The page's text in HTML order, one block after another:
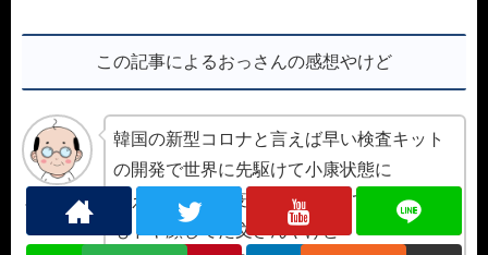
この記事によるおっさんの感想やけど
令和のおっさ
韓国の新型コロナと言えば早い検査キット
の開発で世界に先駆けて小康状態に
抑えた事でK防疫を自画自賛して経済回復
もドヤ顔してた文さんやけど